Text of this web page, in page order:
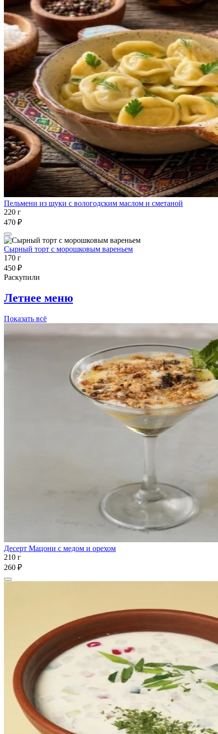
Пельмени из щуки с вологодским маслом и сметаной
220 г
470 ₽
Сырный торт с морошковым вареньем
170 г
450 ₽
Раскупили
Летнее меню
Показать всё
Десерт Мацони с медом и орехом
210 г
260 ₽